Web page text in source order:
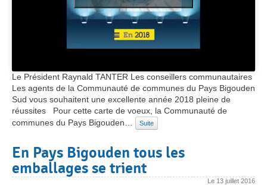
Le Président Raynald TANTER Les conseillers communautaires
Les agents de la Communauté de communes du Pays Bigouden
Sud vous souhaitent une excellente année 2018 pleine de
réussites Pour cette carte de voeux, la Communauté de
communes du Pays Bigouden…
Suite
En Pays Bigouden tous les
emballages se trient
Le 13 juillet 2016